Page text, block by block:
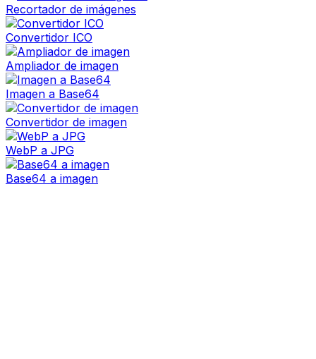
Recortador de imágenes
Convertidor ICO
Ampliador de imagen
Imagen a Base64
Convertidor de imagen
WebP a JPG
Base64 a imagen